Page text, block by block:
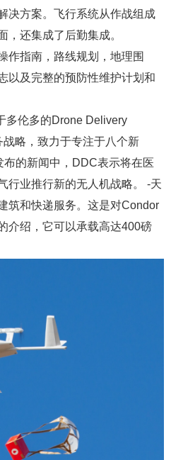
决方案。飞行系统从作战组成
，还集成了后勤集成。
作指南，路线规划，地理围
以及完整的预防性维护计划和
多伦多的Drone Delivery
略，致力于专注于八个新
布的新闻中，DDC表示将在医
行业推行新的无人机战略。 -天
筑和快递服务。这是对Condor
介绍，它可以承载高达400磅